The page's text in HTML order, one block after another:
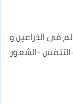
فى الذراعين و
الرقبة واحيانا يمتد الالم للظهر ⁦-⁩صعوبة التنفس ⁦-⁩الشعور